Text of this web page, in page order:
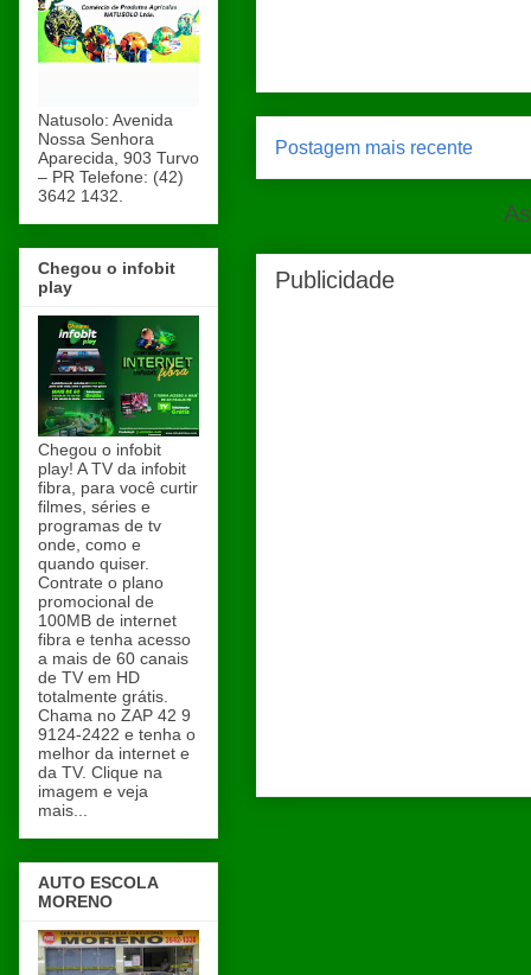
Postagem mais recente
Publicidade
Natusolo: Avenida
Nossa Senhora
Aparecida, 903 Turvo
– PR Telefone: (42)
3642 1432.
Chegou o infobit
play
Chegou o infobit
play! A TV da infobit
fibra, para você curtir
filmes, séries e
programas de tv
onde, como e
quando quiser.
Contrate o plano
promocional de
100MB de internet
fibra e tenha acesso
a mais de 60 canais
de TV em HD
totalmente grátis.
Chama no ZAP 42 9
9124-2422 e tenha o
melhor da internet e
da TV. Clique na
imagem e veja
mais...
AUTO ESCOLA
MORENO